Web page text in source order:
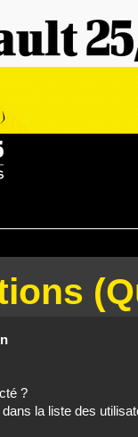
?
la liste des